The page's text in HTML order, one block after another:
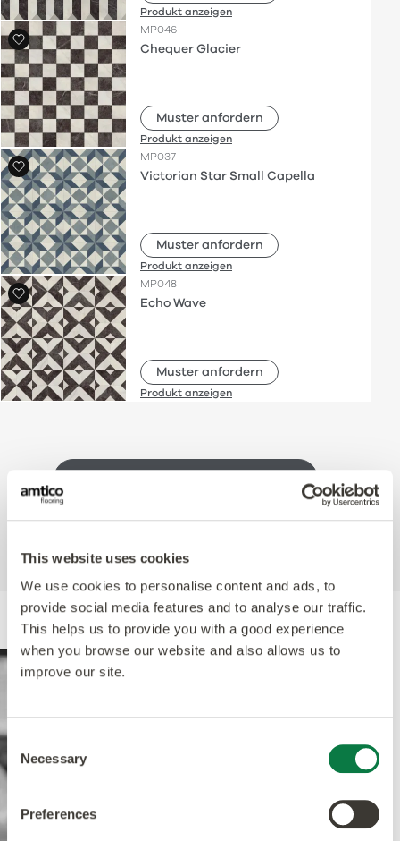
This website uses cookies
We use cookies to personalise content and ads, to
provide social media features and to analyse our traffic.
This helps us to provide you with a good experience
when you browse our website and also allows us to
improve our site.
Consent
Selection
Necessary
Preferences
Produkt anzeigen
MP046
Chequer Glacier
Muster anfordern
Produkt anzeigen
MP037
Victorian Star Small Capella
Muster anfordern
Produkt anzeigen
MP048
Echo Wave
Muster anfordern
Produkt anzeigen